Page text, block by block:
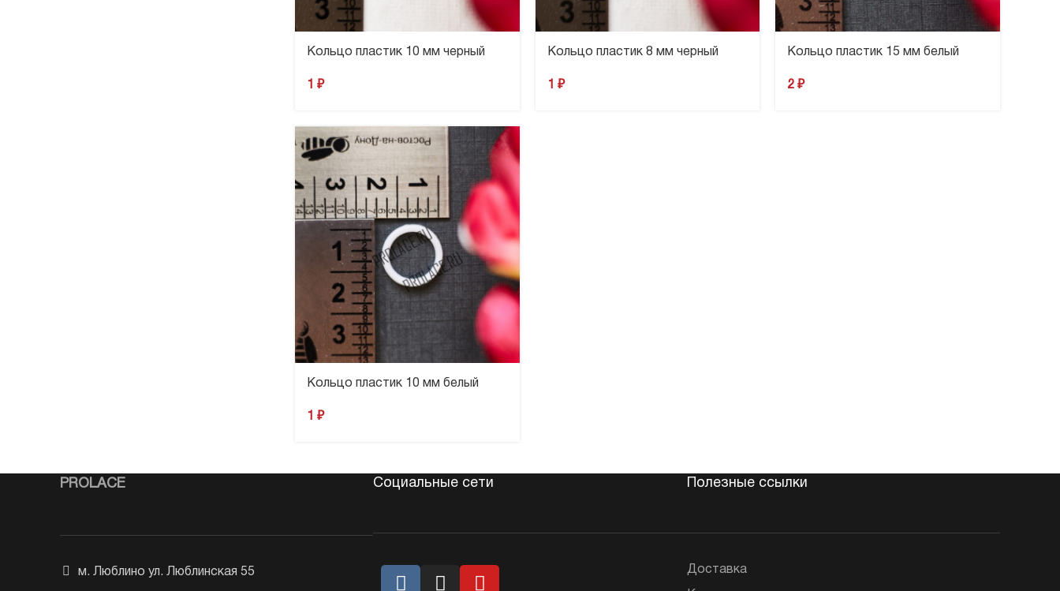
Кольцо пластик 10 мм черный
1 ₽
Кольцо пластик 8 мм черный
1 ₽
Кольцо пластик 15 мм белый
2₽
Кольцо пластик 10 мм белый
1 ₽
PROLACE
м. Люблино ул. Люблинская 55
Социальные сети Полезные ссылки
Доставка